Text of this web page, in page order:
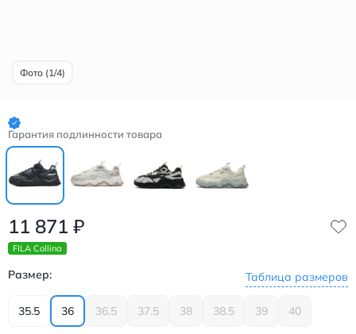
Фото (1/4)
Гарантия подлинности товара
11 871 ₽
FILA Collina
Размер: Таблица размеров
35.5 36 36.5 37.5 38 38.5 39 40